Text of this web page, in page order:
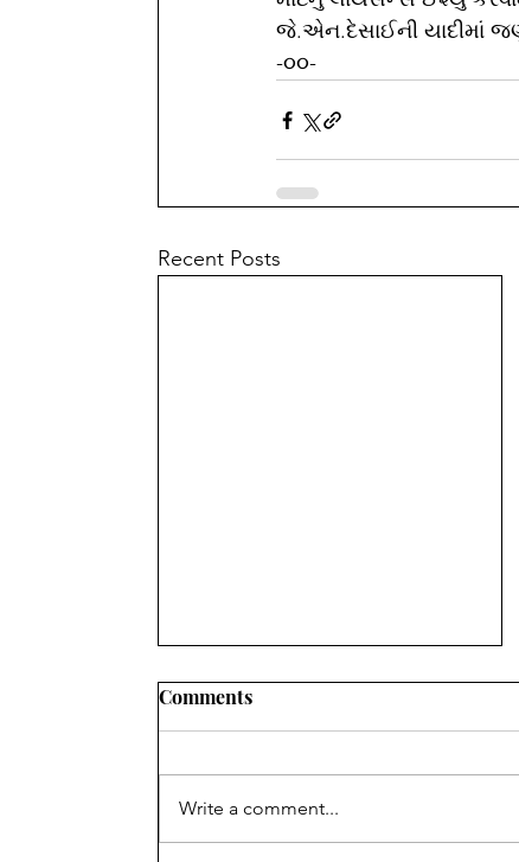
જે.એન.દેસાઈની યાદીમાં
-૦૦-
Recent Posts
Comments
Write a comment...